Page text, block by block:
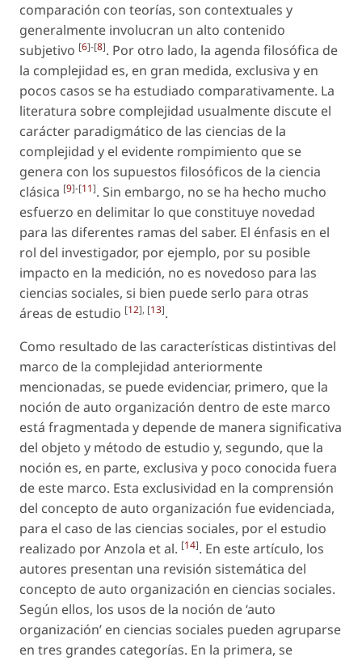
comparación con teorías, son contextuales y
generalmente involucran un alto contenido
subjetivo [6]-[8]. Por otro lado, la agenda filosófica de
la complejidad es, en gran medida, exclusiva y en
pocos casos se ha estudiado comparativamente. La
literatura sobre complejidad usualmente discute el
carácter paradigmático de las ciencias de la
complejidad y el evidente rompimiento que se
genera con los supuestos filosóficos de la ciencia
clásica [9]-[11]. Sin embargo, no se ha hecho mucho
esfuerzo en delimitar lo que constituye novedad
para las diferentes ramas del saber. El énfasis en el
rol del investigador, por ejemplo, por su posible
impacto en la medición, no es novedoso para las
ciencias sociales, si bien puede serlo para otras
áreas de estudio [12], [13].
Como resultado de las características distintivas del
marco de la complejidad anteriormente
mencionadas, se puede evidenciar, primero, que la
noción de auto organización dentro de este marco
está fragmentada y depende de manera significativa
del objeto y método de estudio y, segundo, que la
noción es, en parte, exclusiva y poco conocida fuera
de este marco. Esta exclusividad en la comprensión
del concepto de auto organización fue evidenciada,
para el caso de las ciencias sociales, por el estudio
realizado por Anzola et al. [14]. En este artículo, los
autores presentan una revisión sistemática del
concepto de auto organización en ciencias sociales.
Según ellos, los usos de la noción de ‘auto
organización’ en ciencias sociales pueden agruparse
en tres grandes categorías. En la primera, se